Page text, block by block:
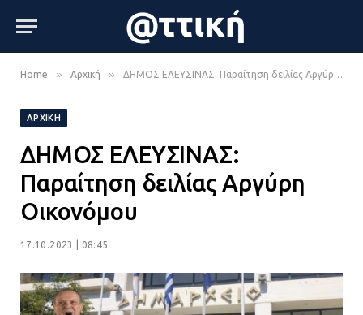
Home » Αρχική » ΔΗΜΟΣ ΕΛΕΥΣΙΝΑΣ: Παραίτηση δειλίας Αργύρη Οικονόμου
ΑΡΧΙΚΉ
ΔΗΜΟΣ ΕΛΕΥΣΙΝΑΣ:
Παραίτηση δειλίας Αργύρη
Οικονόμου
17.10.2023 | 08:45